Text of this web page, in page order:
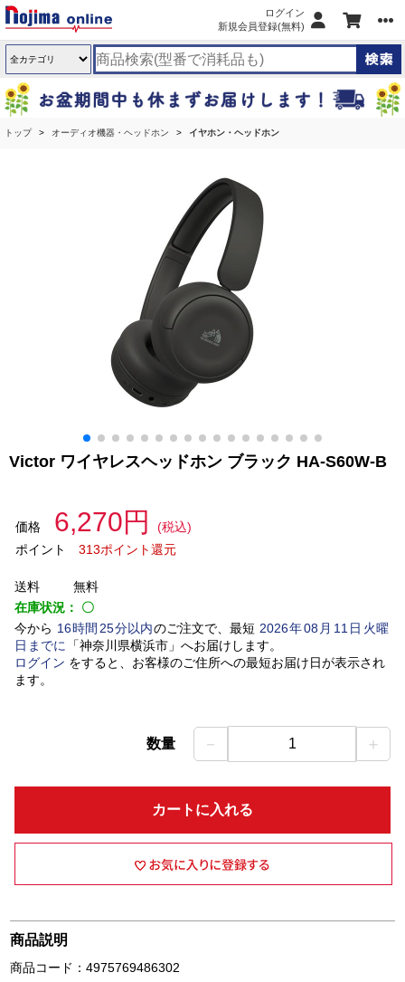
ログイン
新規会員登録(無料)
トップ オーディオ機器・ヘッドホン イヤホン・ヘッドホン
Victor ワイヤレスヘッドホン ブラック HA-S60W-B
価格 6,270円
(税込)
ポイント
313ポイント還元
送料
無料
在庫状況： 〇
今から 16時間 25分以内のご注文で、最短 2026年08 月 11 日火曜
日 までに 「神奈川県横浜市」 へお届けします。
ログイン をすると、お客様のご住所への最短お届け日が表示され
ます。
数量 － 1 ＋
カートに入れる
商品説明
商品コード：4975769486302